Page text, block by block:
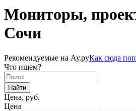
Мониторы,
Сочи
Рекомендуемые на Ау.руКак сюда
Что ищем?
Найти
Цена, руб.
Цена